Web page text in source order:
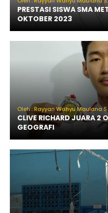
PRESTASI SISWA SMA
OKTOBER 2023
Oleh : Rayyan Wahyu Maulana
CLIVE RICHARD JUARA 2
GEOGRAFI